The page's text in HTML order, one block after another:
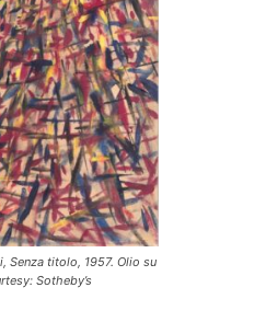
Senza titolo, 1957. Olio su
Sotheby’s